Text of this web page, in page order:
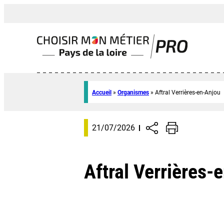
Accueil » Organismes » Aftral Verrières-en-Anjou
21/07/2026
Aftral Verrières-